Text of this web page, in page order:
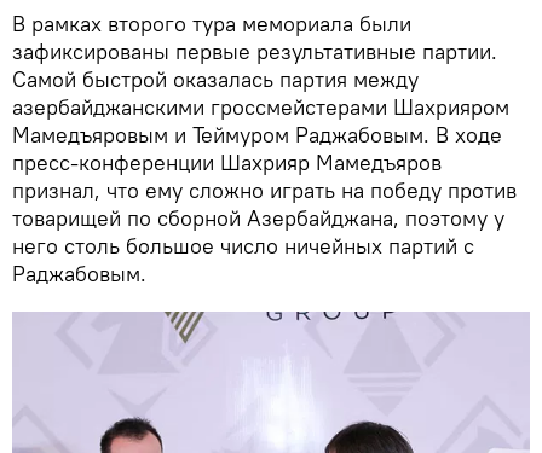
В рамках второго тура мемориала были
зафиксированы первые результативные партии.
Самой быстрой оказалась партия между
азербайджанскими гроссмейстерами Шахрияром
Мамедъяровым и Теймуром Раджабовым. В ходе
пресс-конференции Шахрияр Мамедъяров
признал, что ему сложно играть на победу против
товарищей по сборной Азербайджана, поэтому у
него столь большое число ничейных партий с
Раджабовым.